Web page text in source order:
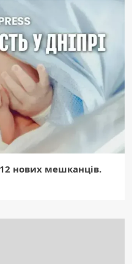
нових мешканців.